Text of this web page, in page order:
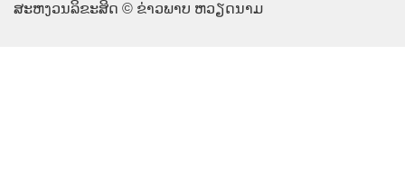
ສະຫງວນລິຂະສິດ © ຂ່າວພາບ ຫວຽດນາມ